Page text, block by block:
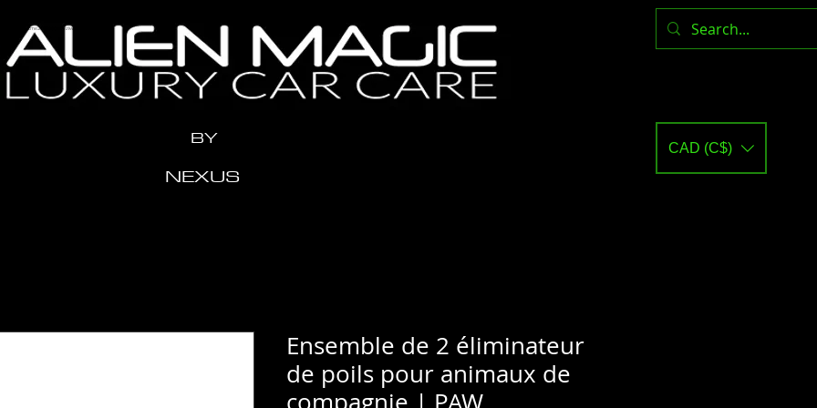
content="x2me24y1eeow3vziwhx3ahr1t11xdh" />
BY
NEXUS
CAD (C$)
Ensemble de 2 éliminateur
de poils pour animaux de